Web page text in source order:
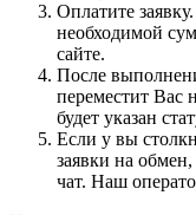
Оплатите
необходимой
сайте.
После
переместит Вас
будет указан
Если у вы
заявки на
чат. Наш